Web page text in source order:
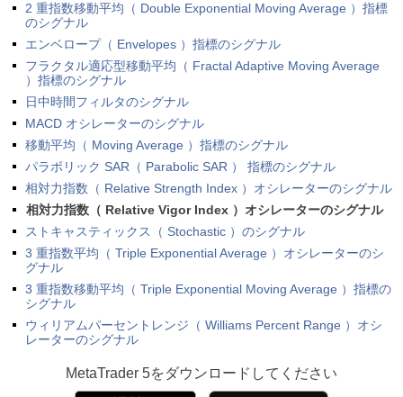
2 重指数移動平均（ Double Exponential Moving Average ）指標
のシグナル
エンベロープ（ Envelopes ）指標のシグナル
フラクタル適応型移動平均（ Fractal Adaptive Moving Average
）指標のシグナル
日中時間フィルタのシグナル
MACD オシレーターのシグナル
移動平均（ Moving Average ）指標のシグナル
パラボリック SAR（ Parabolic SAR ） 指標のシグナル
相対力指数（ Relative Strength Index ）オシレーターのシグナル
相対力指数（ Relative Vigor Index ）オシレーターのシグナル
ストキャスティックス（ Stochastic ）のシグナル
3 重指数平均（ Triple Exponential Average ）オシレーターのシ
グナル
3 重指数移動平均（ Triple Exponential Moving Average ）指標の
シグナル
ウィリアムパーセントレンジ（ Williams Percent Range ）オシ
レーターのシグナル
MetaTrader 5をダウンロードしてください